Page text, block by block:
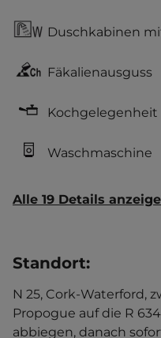
Duschkabinen
Fäkalienausguss
Kochgelegenheit
Waschmaschine
Alle 19 Details
Standort:
N 25, Cork-Waterford,
Propogue auf die R
abbiegen, danach